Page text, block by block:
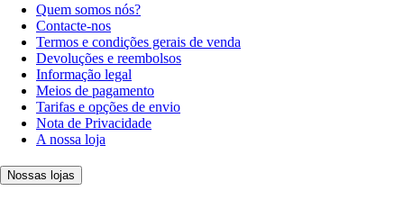
Quem somos nós?
Contacte-nos
Termos e condições gerais de venda
Devoluções e reembolsos
Informação legal
Meios de pagamento
Tarifas e opções de envio
Nota de Privacidade
A nossa loja
Nossas lojas